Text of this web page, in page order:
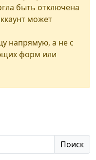
быть отключена
может
напрямую, а не с
форм или
Поиск